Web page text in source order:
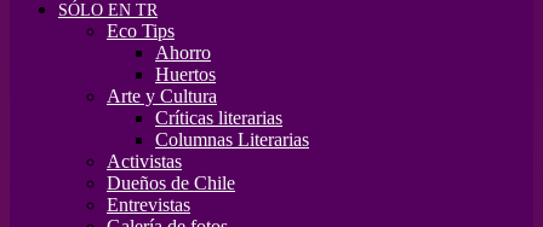
SÓLO EN TR
Eco Tips
Ahorro
Huertos
Arte y Cultura
Críticas literarias
Columnas Literarias
Activistas
Dueños de Chile
Entrevistas